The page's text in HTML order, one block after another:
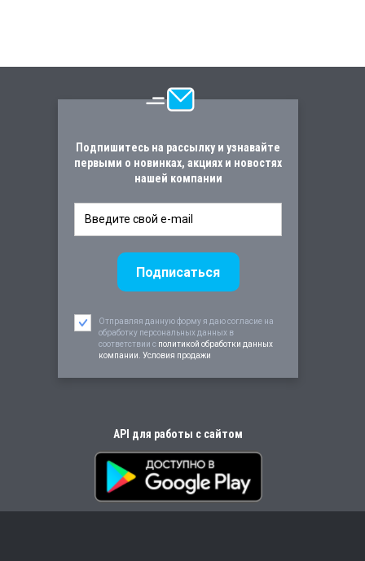
Подпишитесь на рассылку и узнавайте
первыми о новинках, акциях и новостях
нашей компании
Отправляя данную форму я даю согласие на
обработку персональных данных в
соответствии c политикой обработки данных
компании. Условия продажи
API для работы с сайтом